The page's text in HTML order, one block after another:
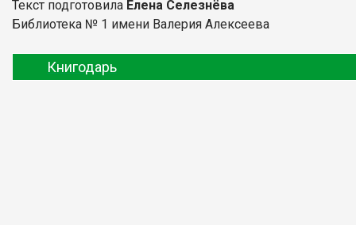
Текст подготовила Елена Селезнёва
Библиотека № 1 имени Валерия Алексеева
Книгодарь